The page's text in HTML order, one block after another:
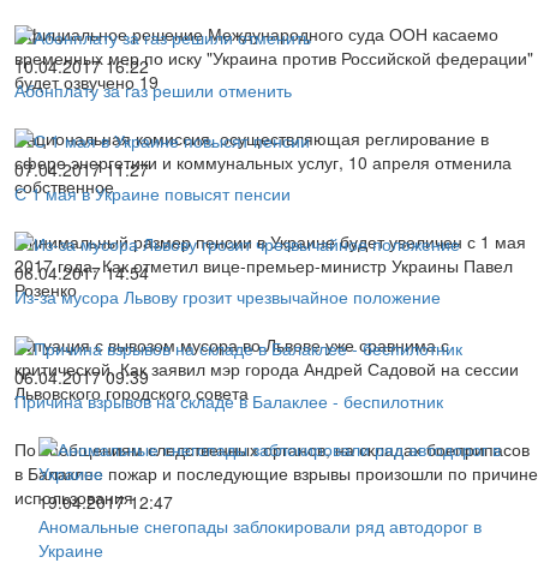
Официальное решение Международного суда ООН касаемо
временных мер по иску "Украина против Российской федерации"
будет озвучено 19
10.04.2017 16:22
Абонплату за газ решили отменить
Национальная комиссия, осуществляющая реглирование в
сфере энергетики и коммунальных услуг, 10 апреля отменила
собственное
07.04.2017 11:27
С 1 мая в Украине повысят пенсии
Минимальный размер пенсии в Украине будет увеличен с 1 мая
2017 года. Как отметил вице-премьер-министр Украины Павел
Розенко
06.04.2017 14:54
Из-за мусора Львову грозит чрезвычайное положение
Ситуация с вывозом мусора во Львове уже сравнима с
критической. Как заявил мэр города Андрей Садовой на сессии
Львовского городского совета
06.04.2017 09:39
Причина взрывов на складе в Балаклее - беспилотник
По сообщениям следственных органов, на складах боеприпасов
в Балаклее пожар и последующие взрывы произошли по причине
использования
19.04.2017 12:47
Аномальные снегопады заблокировали ряд автодорог в
Украине